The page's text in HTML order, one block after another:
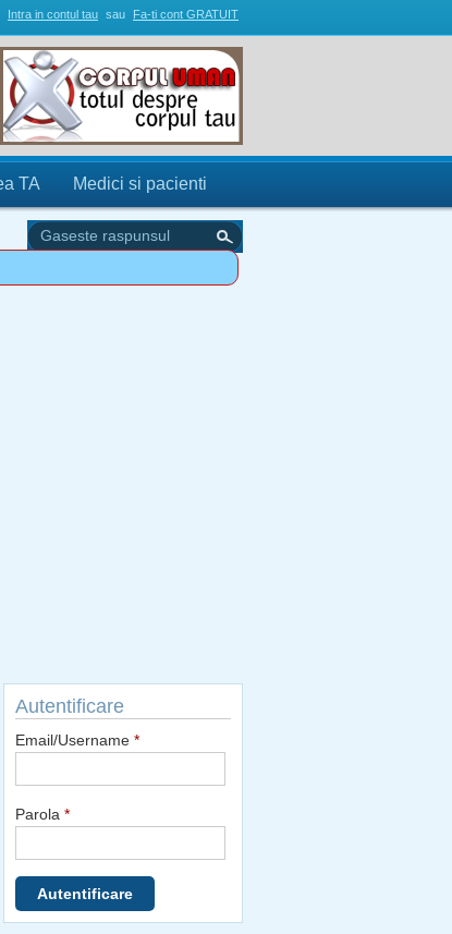
Intra in contul tau sau Fa-ti cont GRATUIT
TA Medici si pacienti
Autentificare
Email/Username *
Parola *